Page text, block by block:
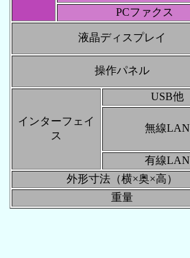
PCファクス
液晶ディスプレイ
操作パネル
インターフェイ
ス
USB他
無線LAN
有線LAN
外形寸法（横×奥×高）
重量